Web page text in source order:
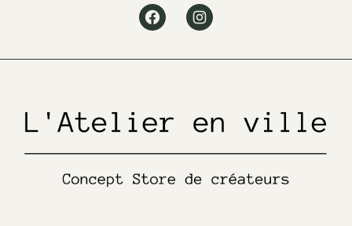
FacebookInstagram